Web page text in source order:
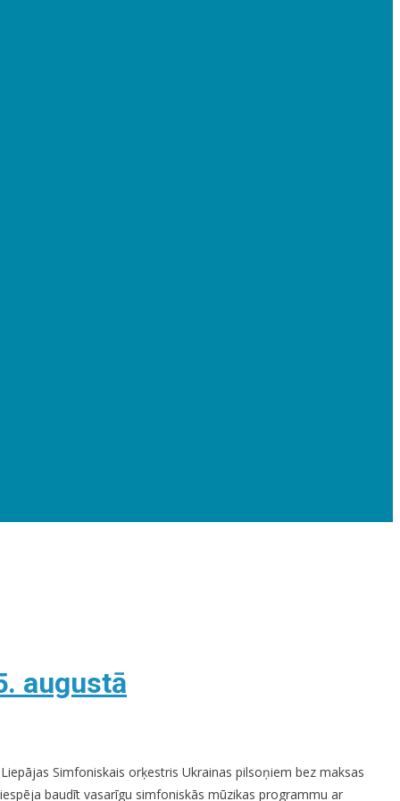
augustā
Simfoniskais orķestris Ukrainas pilsoņiem bez maksas
baudīt vasarīgu simfoniskās mūzikas programmu ar